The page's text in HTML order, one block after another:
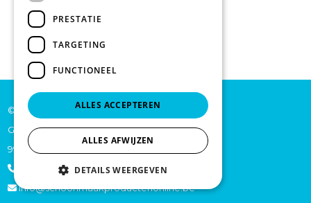
© De Backer CP bv
Grote Baan 45
9920 Lievegem
+32 473 70 46 27
info@schoonmaakproductenonline.be
PRESTATIE
TARGETING
FUNCTIONEEL
ALLES ACCEPTEREN
ALLES AFWIJZEN
DETAILS WEERGEVEN